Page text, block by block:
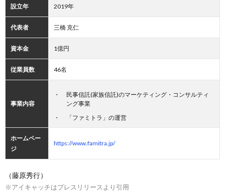
設立年 2019年
代表者 三橋 克仁
資本金 1億円
従業員数 46名
事業内容
民事信託(家族信託)のマーケティング・コンサルティ
ング事業
「ファミトラ」の運営
ホームペー
ジ
https://www.famitra.jp/
（藤原秀行）
※アイキャッチはプレスリリースより引用